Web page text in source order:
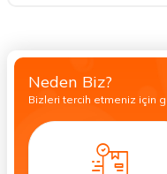
Neden Biz?
Bizleri tercih etmeniz için